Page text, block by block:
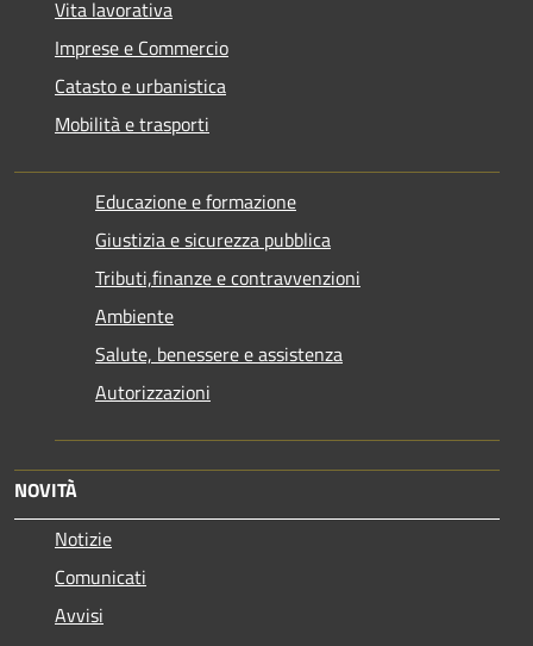
Vita lavorativa
Imprese e Commercio
Catasto e urbanistica
Mobilità e trasporti
Educazione e formazione
Giustizia e sicurezza pubblica
Tributi,finanze e contravvenzioni
Ambiente
Salute, benessere e assistenza
Autorizzazioni
NOVITÀ
Notizie
Comunicati
Avvisi